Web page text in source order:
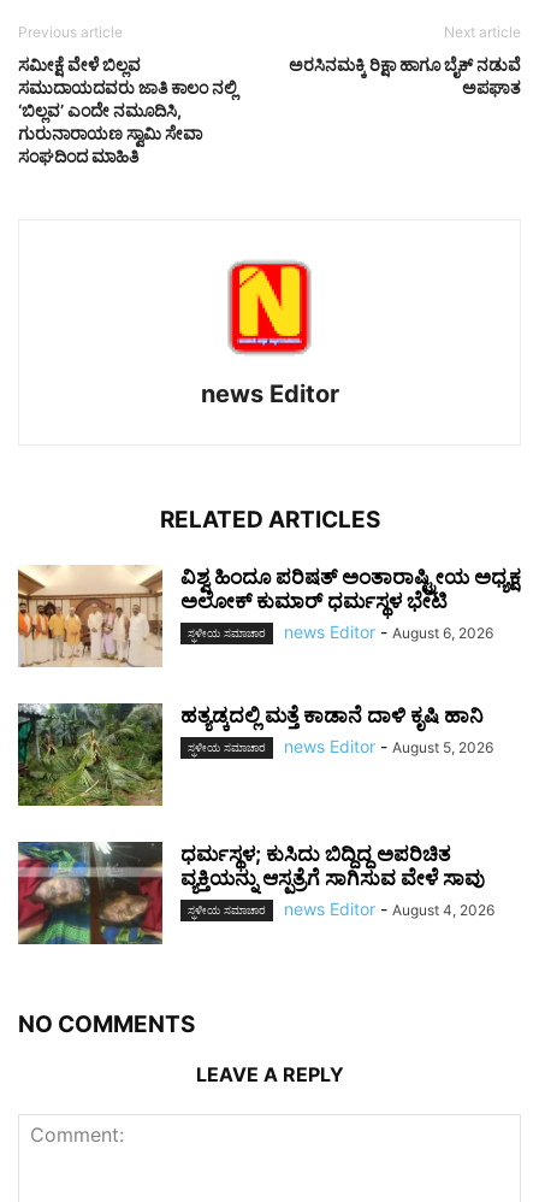
Previous article
ಸಮೀಕ್ಷೆ ವೇಳೆ‌ ಬಿಲ್ಲವ
ಸಮುದಾಯದವರು ಜಾತಿ ಕಾಲಂ ನಲ್ಲಿ
‘ಬಿಲ್ಲವ’ ಎಂದೇ ನಮೂದಿಸಿ,
ಗುರುನಾರಾಯಣ ಸ್ವಾಮಿ ಸೇವಾ
ಸಂಘದಿಂದ ಮಾಹಿತಿ
Next article
ಅರಸಿನಮಕ್ಕಿ ರಿಕ್ಷಾ ಹಾಗೂ ಬೈಕ್ ನಡುವೆ
ಅಪಘಾತ
news Editor
RELATED ARTICLES
ವಿಶ್ವ ಹಿಂದೂ ಪರಿಷತ್ ಅಂತಾರಾಷ್ಟ್ರೀಯ ಅಧ್ಯಕ್ಷ
ಅಲೋಕ್ ಕುಮಾರ್ ಧರ್ಮಸ್ಥಳ ಭೇಟಿ
ಸ್ಥಳೀಯ ಸಮಾಚಾರ news Editor - August 6, 2026
ಹತ್ಯಡ್ಕದಲ್ಲಿ ಮತ್ತೆ ಕಾಡಾನೆ ದಾಳಿ ಕೃಷಿ ಹಾನಿ
ಸ್ಥಳೀಯ ಸಮಾಚಾರ news Editor - August 5, 2026
ಧರ್ಮಸ್ಥಳ; ಕುಸಿದು ಬಿದ್ದಿದ್ದ ಅಪರಿಚಿತ
ವ್ಯಕ್ತಿಯನ್ನು ಆಸ್ಪತ್ರೆಗೆ ಸಾಗಿಸುವ ವೇಳೆ ಸಾವು
ಸ್ಥಳೀಯ ಸಮಾಚಾರ news Editor - August 4, 2026
NO COMMENTS
LEAVE A REPLY